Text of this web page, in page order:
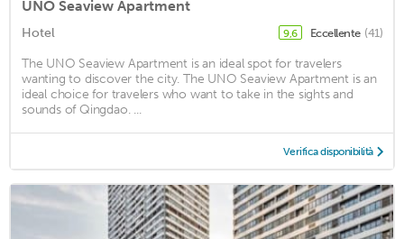
UNO Seaview Apartment
Hotel 9,6 Eccellente (41)
The UNO Seaview Apartment is an ideal spot for travelers
wanting to discover the city. The UNO Seaview Apartment is an
ideal choice for travelers who want to take in the sights and
sounds of Qingdao. ...
Verifica disponibilità